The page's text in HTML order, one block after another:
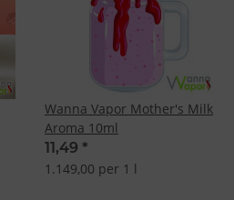
Wanna Vapor Mother's Milk
Aroma 10ml
11,49 *
1.149,00 per 1 l